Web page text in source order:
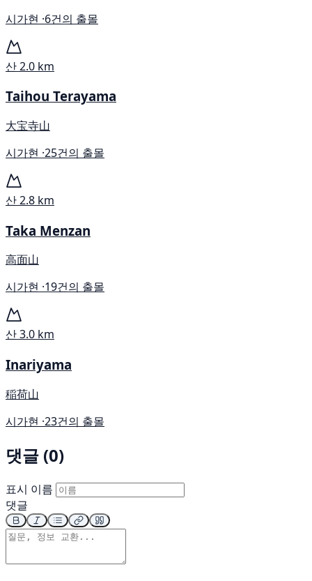
시가현 ·6건의 출몰
산2.0 km
Taihou Terayama
大宝寺山
시가현 ·25건의 출몰
산2.8 km
Taka Menzan
高面山
시가현 ·19건의 출몰
산3.0 km
Inariyama
稲荷山
시가현 ·23건의 출몰
댓글 (0)
표시 이름
댓글